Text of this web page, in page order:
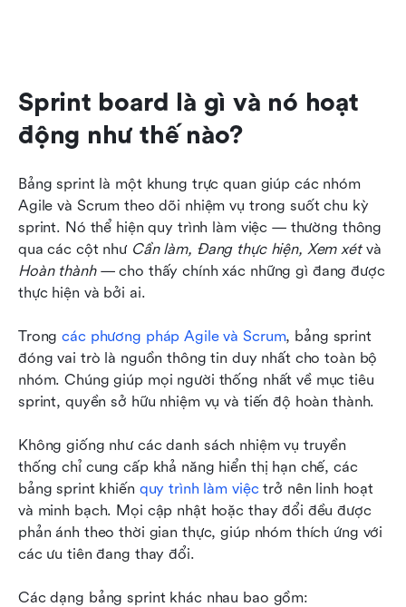
Sprint board là gì và nó hoạt
động như thế nào?
Bảng sprint là một khung trực quan giúp các nhóm
Agile và Scrum theo dõi nhiệm vụ trong suốt chu kỳ
sprint. Nó thể hiện quy trình làm việc — thường thông
qua các cột như Cần làm, Đang thực hiện, Xem xét
Hoàn thành — cho thấy chính xác những gì đang được
thực hiện và bởi ai.
Trong các phương pháp Agile và Scrum, bảng sprint
đóng vai trò là nguồn thông tin duy nhất cho toàn bộ
nhóm. Chúng giúp mọi người thống nhất về mục tiêu
sprint, quyền sở hữu nhiệm vụ và tiến độ hoàn thành.
Không giống như các danh sách nhiệm vụ truyền
thống chỉ cung cấp khả năng hiển thị hạn chế, các
bảng sprint khiến quy trình làm việc trở nên linh hoạt
và minh bạch. Mọi cập nhật hoặc thay đổi đều được
phản ánh theo thời gian thực, giúp nhóm thích ứng với
các ưu tiên đang thay đổi.
Các dạng bảng sprint khác nhau bao gồm: